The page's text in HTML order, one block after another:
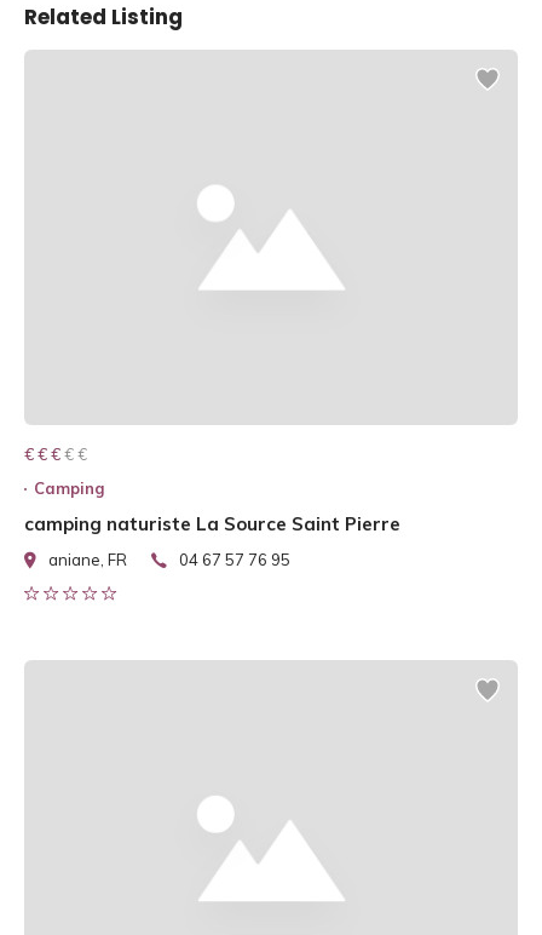
Related Listing
€ € € € €
€ € €
Camping
camping naturiste La Source Saint Pierre
aniane, FR 04 67 57 76 95